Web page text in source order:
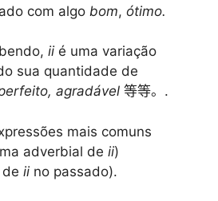
com algo bom, ótimo.
ii é uma variação
sua quantidade de
agradável 等等。.
mais comuns
adverbial de ii)
ii no passado).